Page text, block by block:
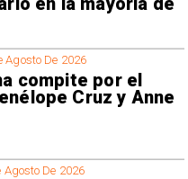
en la mayoría de
Agosto De 2026
compite por el
Cruz y Anne
Agosto De 2026